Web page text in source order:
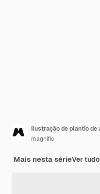
magnific
Mais nesta sérieVer tudo